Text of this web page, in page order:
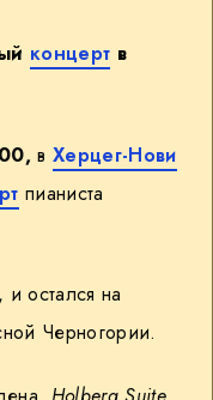
концерт в
в Херцег-Нови
пианиста
остался на
Черногории.